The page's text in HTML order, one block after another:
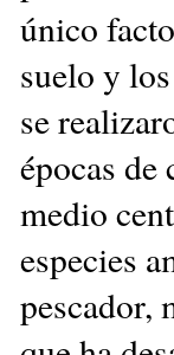
único
suelo y
se
épocas de
medio
especies
pescador,